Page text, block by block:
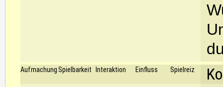
Aufmachung Spielbarkeit Interaktion Einfluss Spielreiz